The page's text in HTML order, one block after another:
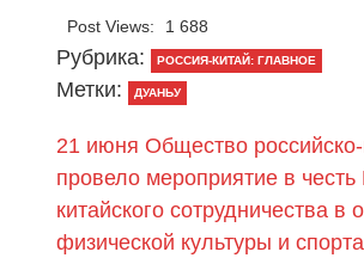
Post Views: 1 688
Рубрика: РОССИЯ-КИТАЙ: ГЛАВНОЕ
Метки: ДУАНЬУ
21 июня Общество
провело мероприятие в честь
китайского сотрудничества в
физической культуры и